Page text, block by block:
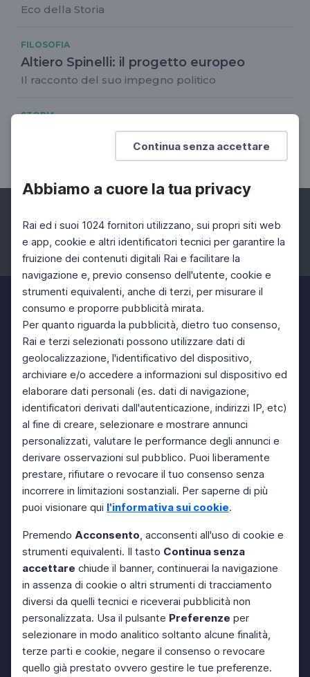
Continua senza accettare
Abbiamo a cuore la tua privacy
Rai ed i suoi 1024 fornitori utilizzano, sui propri siti web
e app, cookie e altri identificatori tecnici per garantire la
fruizione dei contenuti digitali Rai e facilitare la
navigazione e, previo consenso dell'utente, cookie e
strumenti equivalenti, anche di terzi, per misurare il
consumo e proporre pubblicità mirata.
Per quanto riguarda la pubblicità, dietro tuo consenso,
Rai e terzi selezionati possono utilizzare dati di
geolocalizzazione, l'identificativo del dispositivo,
archiviare e/o accedere a informazioni sul dispositivo ed
elaborare dati personali (es. dati di navigazione,
identificatori derivati dall'autenticazione, indirizzi IP, etc)
al fine di creare, selezionare e mostrare annunci
personalizzati, valutare le performance degli annunci e
derivare osservazioni sul pubblico. Puoi liberamente
prestare, rifiutare o revocare il tuo consenso senza
incorrere in limitazioni sostanziali. Per saperne di più
puoi visionare qui l'informativa sui cookie.
Premendo Acconsento, acconsenti all'uso di cookie e
strumenti equivalenti. Il tasto Continua senza
accettare chiude il banner, continuerai la navigazione
in assenza di cookie o altri strumenti di tracciamento
diversi da quelli tecnici e riceverai pubblicità non
personalizzata. Usa il pulsante Preferenze per
selezionare in modo analitico soltanto alcune finalità,
terze parti e cookie, negare il consenso o revocare
quello già prestato ovvero gestire le tue preferenze.
Eco della Storia
FILOSOFIA
Altiero Spinelli: il progetto europeo
Il racconto del suo impegno politico
STORIA
Prodi e l'Europa
Facebook Instagram Twitter